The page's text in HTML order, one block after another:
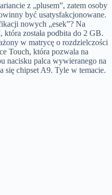
z „plusem”, zatem osoby
być usatysfakcjonowane.
nowych „esek”? Na
została podbita do 2 GB.
w matrycę o rozdzielczości
Touch, która pozwala na
nacisku palca wywieranego na
się chipset A9. Tyle w temacie.